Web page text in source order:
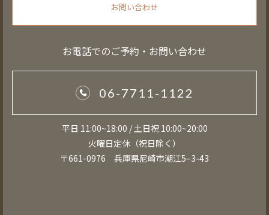
お問い合わせ
お電話でのご予約・お問い合わせ
06-7711-1122
平日 11:00~18:00 / 土日祝 10:00~20:00
火曜日定休（祝日除く）
〒661-0976 兵庫県尼崎市潮江5–3-43